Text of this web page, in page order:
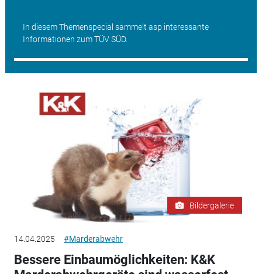
In diesem Themenspecial sammelt asp interessante
Informationen zum TÜV SÜD.
Bildergalerie
14.04.2025 #Marderabwehr
Bessere Einbaumöglichkeiten: K&K